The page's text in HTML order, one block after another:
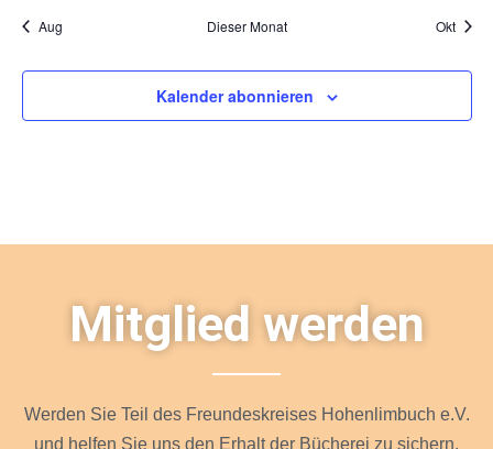
Aug Dieser Monat Okt
Kalender abonnieren
Mitglied werden
Werden Sie Teil des Freundeskreises Hohenlimbuch e.V.
und helfen Sie uns den Erhalt der Bücherei zu sichern.